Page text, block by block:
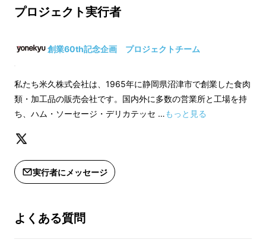
「今日だけ贅沢ウインナー」という商品名に
食を通して感動を創る米久が
持ちを込めました。
そんな商品を、まずはMakuake限定で先行発
数量限定の特別なウインナーを、ぜひ一番に体
験してください。
10℃以下で保存）
●達磨スモークハム630g×1パック
10℃以下で保存）
【2品共通事項】
※本品は特定原材料の内、小麦、卵、
乳成分を使用した設備で生産していま
期限です。
●創業60年記念 今
・賞味期間：製造
10℃以下で保存）
プロジェクト実行者
創業60th記念企画 プロジェクトチーム
私たち米久株式会社は、1965年に静岡県沼津市で創業した食肉
類・加工品の販売会社です。国内外に多数の営業所と工場を持
ち、ハム・ソーセージ・デリカテッセ …もっと見る
実行者にメッセージ
よくある質問